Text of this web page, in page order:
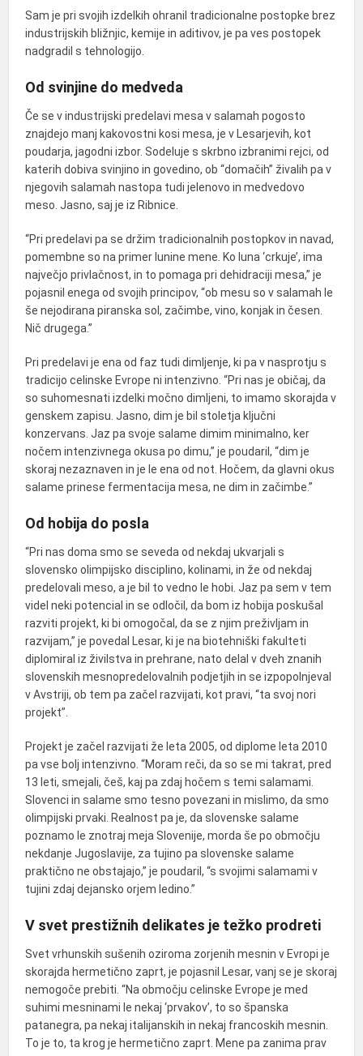
Sam je pri svojih izdelkih ohranil tradicionalne postopke brez
industrijskih bližnjic, kemije in aditivov, je pa ves postopek
nadgradil s tehnologijo.
Od svinjine do medveda
Če se v industrijski predelavi mesa v salamah pogosto
znajdejo manj kakovostni kosi mesa, je v Lesarjevih, kot
poudarja, jagodni izbor. Sodeluje s skrbno izbranimi rejci, od
katerih dobiva svinjino in govedino, ob “domačih” živalih pa v
njegovih salamah nastopa tudi jelenovo in medvedovo
meso. Jasno, saj je iz Ribnice.
“Pri predelavi pa se držim tradicionalnih postopkov in navad,
pomembne so na primer lunine mene. Ko luna ‘crkuje’, ima
največjo privlačnost, in to pomaga pri dehidraciji mesa,” je
pojasnil enega od svojih principov, “ob mesu so v salamah le
še nejodirana piranska sol, začimbe, vino, konjak in česen.
Nič drugega.”
Pri predelavi je ena od faz tudi dimljenje, ki pa v nasprotju s
tradicijo celinske Evrope ni intenzivno. “Pri nas je običaj, da
so suhomesnati izdelki močno dimljeni, to imamo skorajda v
genskem zapisu. Jasno, dim je bil stoletja ključni
konzervans. Jaz pa svoje salame dimim minimalno, ker
nočem intenzivnega okusa po dimu,” je poudaril, “dim je
skoraj nezaznaven in je le ena od not. Hočem, da glavni okus
salame prinese fermentacija mesa, ne dim in začimbe.”
Od hobija do posla
“Pri nas doma smo se seveda od nekdaj ukvarjali s
slovensko olimpijsko disciplino, kolinami, in že od nekdaj
predelovali meso, a je bil to vedno le hobi. Jaz pa sem v tem
videl neki potencial in se odločil, da bom iz hobija poskušal
razviti projekt, ki bi omogočal, da se z njim preživljam in
razvijam,” je povedal Lesar, ki je na biotehniški fakulteti
diplomiral iz živilstva in prehrane, nato delal v dveh znanih
slovenskih mesnopredelovalnih podjetjih in se izpopolnjeval
v Avstriji, ob tem pa začel razvijati, kot pravi, “ta svoj nori
projekt”.
Projekt je začel razvijati že leta 2005, od diplome leta 2010
pa vse bolj intenzivno. “Moram reči, da so se mi takrat, pred
13 leti, smejali, češ, kaj pa zdaj hočem s temi salamami.
Slovenci in salame smo tesno povezani in mislimo, da smo
olimpijski prvaki. Realnost pa je, da slovenske salame
poznamo le znotraj meja Slovenije, morda še po območju
nekdanje Jugoslavije, za tujino pa slovenske salame
praktično ne obstajajo,” je poudaril, “s svojimi salamami v
tujini zdaj dejansko orjem ledino.”
V svet prestižnih delikates je težko prodreti
Svet vrhunskih sušenih oziroma zorjenih mesnin v Evropi je
skorajda hermetično zaprt, je pojasnil Lesar, vanj se je skoraj
nemogoče prebiti. “Na območju celinske Evrope je med
suhimi mesninami le nekaj ‘prvakov’, to so španska
patanegra, pa nekaj italijanskih in nekaj francoskih mesnin.
To je to, ta krog je hermetično zaprt. Mene pa zanima prav